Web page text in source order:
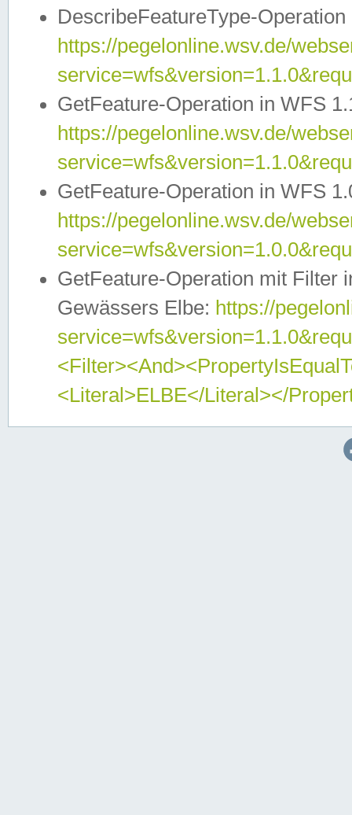
DescribeFeatureType-
https://pegelonline.wsv.de/
GetFeature-Operation in WFS
https://pegelonline.wsv.de/
GetFeature-Operation in WFS
https://pegelonline.wsv.de/
GetFeature-Operation mit Filter
Gewässers Elbe: https://
<Literal>ELBE</Literal></